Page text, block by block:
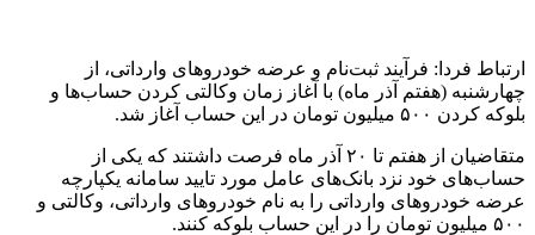
ارتباط فردا: فرآیند ثبت‌نام و عرضه خودروهای وارداتی، از
چهارشنبه (هفتم آذر ماه) با آغاز زمان وکالتی کردن حساب‌ها و
بلوکه کردن ۵٠٠ میلیون تومان در این حساب آغاز شد.
متقاضیان از هفتم تا ٢٠ آذر ماه فرصت داشتند که یکی از
حساب‌های خود نزد بانک‌های عامل مورد تایید سامانه یکپارچه
عرضه خودروهای وارداتی را به نام خودروهای وارداتی، وکالتی و
۵٠٠ میلیون تومان را در این حساب بلوکه کنند.